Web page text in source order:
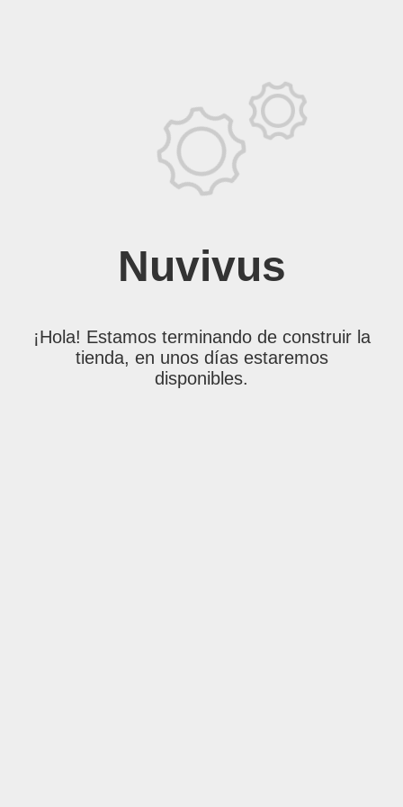
Nuvivus
¡Hola! Estamos terminando de construir la
tienda, en unos días estaremos
disponibles.